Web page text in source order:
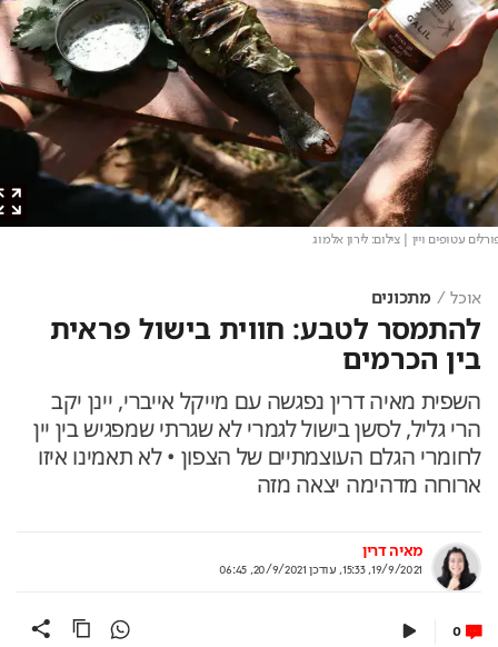
עטופים ויין | צילום: לירון אלמוג
אוכל מתכונים
להתמסר לטבע: חווית בישול פראית
בין הכרמים
השפית מאיה דרין נפגשה עם מייקל אייברי, יינן יקב
הרי גליל, לסשן בישול לגמרי לא שגרתי שמפגיש בין יין
לחומרי הגלם העוצמתיים של הצפון • לא תאמינו איזו
ארוחה מדהימה יצאה מזה
מאיה דרין
19/9/2021, 15:33
,עודכן20/9/2021, 06:45
0